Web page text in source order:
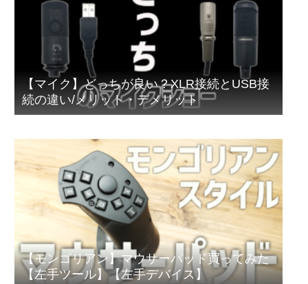
【マイク】どっちが良い？XLR接続とUSB接
続の違い/メリット・デメリット
【モンゴリアン】マウサーパッド買ってみた
【左手ツール】【左手デバイス】